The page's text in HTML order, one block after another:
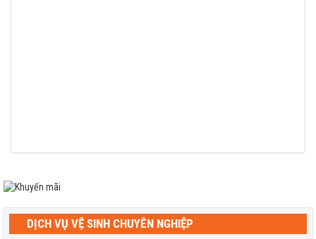
DỊCH VỤ VỆ SINH CHUYÊN NGHIỆP